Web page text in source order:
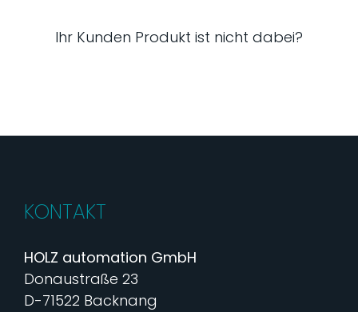
Ihr Kunden Produkt ist nicht dabei?
KONTAKT
HOLZ automation GmbH
Donaustraße 23
D-71522 Backnang